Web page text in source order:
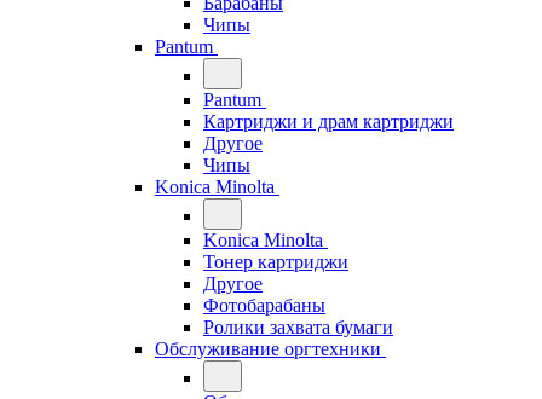
Чипы
Pantum
Pantum
Картриджи и драм картриджи
Другое
Чипы
Konica Minolta
Konica Minolta
Тонер картриджи
Другое
Фотобарабаны
Ролики захвата бумаги
Обслуживание оргтехники